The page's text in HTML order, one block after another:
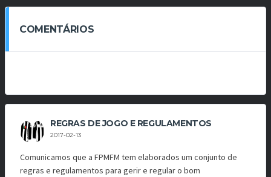
COMENTÁRIOS
REGRAS DE JOGO E REGULAMENTOS
2017-02-13
Comunicamos que a FPMFM tem elaborados um conjunto de
regras e regulamentos para gerir e regular o bom